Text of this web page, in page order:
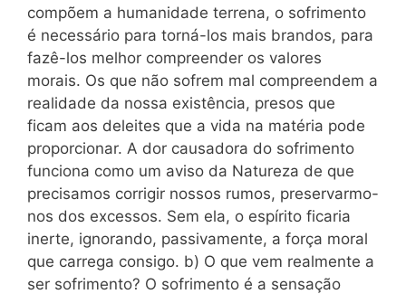
compõem a humanidade terrena, o sofrimento
é necessário para torná-los mais brandos, para
fazê-los melhor compreender os valores
morais. Os que não sofrem mal compreendem a
realidade da nossa existência, presos que
ficam aos deleites que a vida na matéria pode
proporcionar. A dor causadora do sofrimento
funciona como um aviso da Natureza de que
precisamos corrigir nossos rumos, preservarmo-
nos dos excessos. Sem ela, o espírito ficaria
inerte, ignorando, passivamente, a força moral
que carrega consigo. b) O que vem realmente a
ser sofrimento? O sofrimento é a sensação